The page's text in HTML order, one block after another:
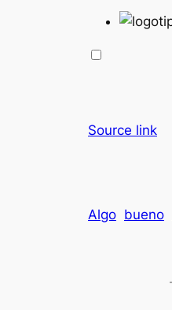
Source link
Algo bueno